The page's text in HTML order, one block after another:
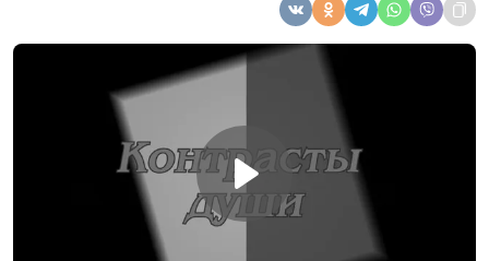
магистр богословия
Александр Шатан,
потребительство
Александр Шатан,
Николай Синьков,
магистр богословия
Сакральный континуум